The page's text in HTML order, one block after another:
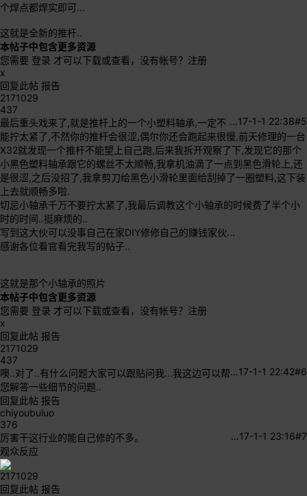
个焊点都焊实即可...
这就是全新的推杆..
本帖子中包含更多资源
您需要 登录 才可以下载或查看，没有帐号？ 注册
x
回复此帖 报告
2171029
437
#5
17-1-1 22:38
…
最后重头戏来了,就是推杆上的一个小塑料轴承,一定不
能拧太紧了,不然你的推杆会很涩,偶尔你还会跑起来很慢,前天修理的一台
X32就发现一个推杆不能望上自己跑,后来我拆开观察了下,发现它的那个
小黑色塑料轴承跟它的螺丝不太顺畅,我拿机油滴了一点到黑色滑轮上,还
是很涩,之后没招了,我拿剪刀给黑色小滑轮里面给刮掉了一圈塑料,这下装
上去就顺畅多啦.
切忌小轴承千万不要拧太紧了,我最后调教这个小轴承的时候费了半个小
时的时间..挺麻烦的..
写到这大伙可以没事自己在家DIY修修自己的赚钱家伙...
感谢各位看官看完我写的帖子..
这就是那个小轴承的照片
本帖子中包含更多资源
您需要 登录 才可以下载或查看，没有帐号？ 注册
x
回复此帖 报告
2171029
437
#6
17-1-1 22:42
…
噢..对了..有什么问题大家可以跟贴问我...我这边可以帮
您解答一些细节的问题..
回复此帖 报告
chiyoubuluo
376
#7
17-1-1 23:16
…
厉害干这行业的能自己修的不多。
观众反应
2171029
回复此帖 报告